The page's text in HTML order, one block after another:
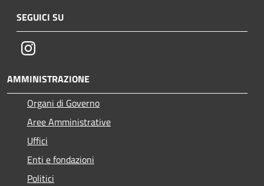
SEGUICI SU
Instagram
AMMINISTRAZIONE
Organi di Governo
Aree Amministrative
Uffici
Enti e fondazioni
Politici